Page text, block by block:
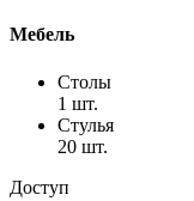
Мебель
Столы
1 шт.
Стулья
20 шт.
Доступ